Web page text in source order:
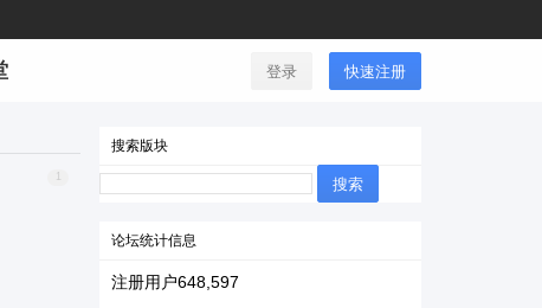
登录 快速注册
1
搜索版块
搜
索：
论坛统计信息
注册用户648,597